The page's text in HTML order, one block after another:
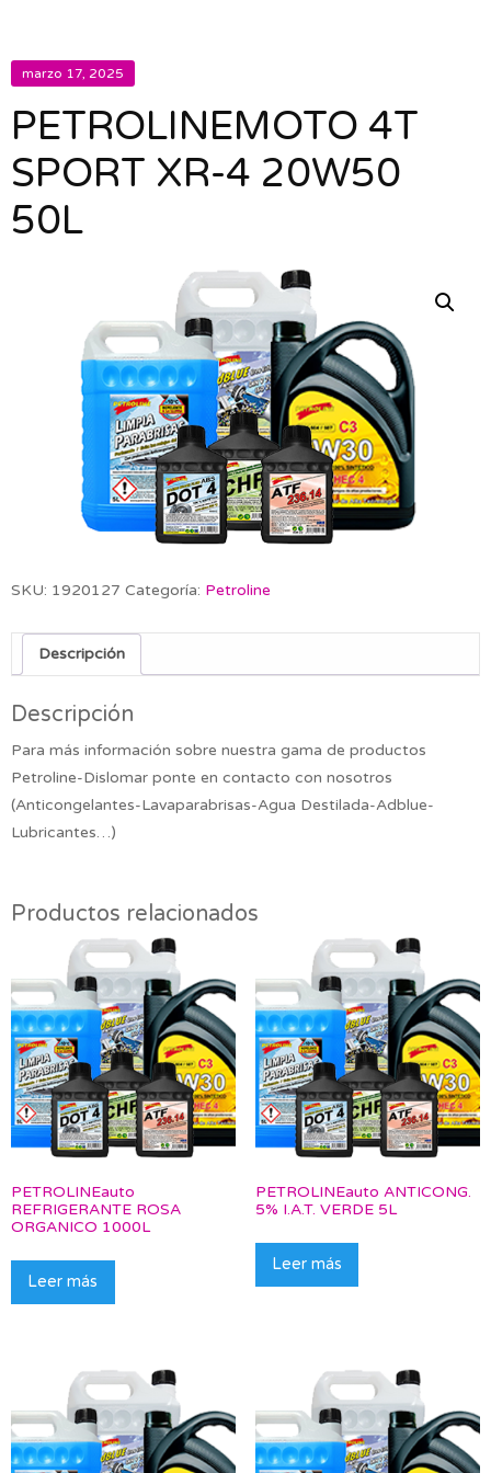
marzo 17, 2025
PETROLINEMOTO 4T
SPORT XR-4 20W50
50L
SKU: 1920127 Categoría: Petroline
Descripción
Descripción
Para más información sobre nuestra gama de productos
Petroline-Dislomar ponte en contacto con nosotros
(Anticongelantes-Lavaparabrisas-Agua Destilada-Adblue-
Lubricantes…)
Productos relacionados
PETROLINEauto
REFRIGERANTE ROSA
ORGANICO 1000L
Leer más
PETROLINEauto ANTICONG.
5% I.A.T. VERDE 5L
Leer más